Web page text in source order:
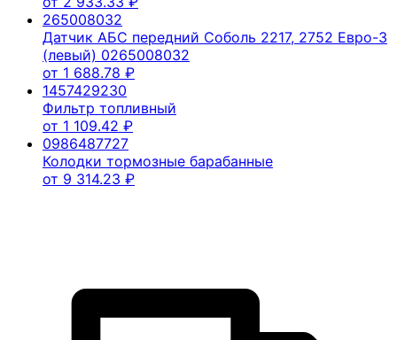
265008032
Датчик АБС передний Соболь 2217, 2752 Евро-3
(левый) 0265008032
от 1 688.78 ₽
1457429230
Фильтр топливный
от 1 109.42 ₽
0986487727
Колодки тормозные барабанные
от 9 314.23 ₽